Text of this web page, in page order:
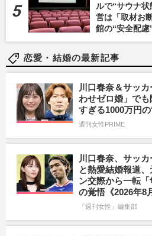
ルで“サウナ
営は「取材お
館の“安全配慮
恋愛・結婚の最新記事
川口春奈＆サッ
わせゼロ婚」で
すぎる1000万円
週刊女性PRIME
川口春奈、サッ
と熱愛結婚報道
ン交際から一転
の覚悟《2026年8
『週刊女性』編集部